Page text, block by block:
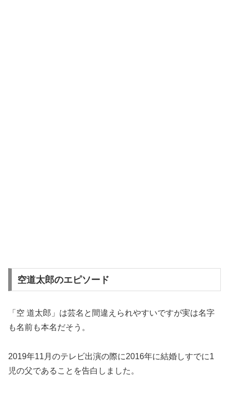
空道太郎のエピソード
「空 道太郎」は芸名と間違えられやすいですが実は名字
も名前も本名だそう。
2019年11月のテレビ出演の際に2016年に結婚しすでに1
児の父であることを告白しました。